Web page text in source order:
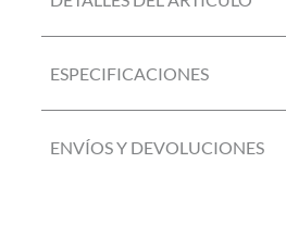
ESPECIFICACIONES
ENVÍOS Y DEVOLUCIONES